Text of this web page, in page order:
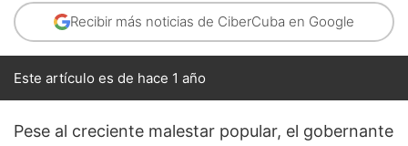
Recibir más noticias de CiberCuba en Google
Este artículo es de hace 1 año
Pese al creciente malestar popular, el gobernante